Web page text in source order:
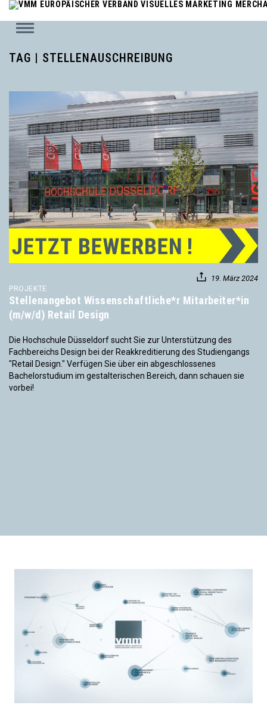
TAG | STELLENAUSCHREIBUNG
19. März 2024
PROJEKTE
Stellenangebot Wissenschaftliche*r Mitarbeiter*in
(m/w/d) Retail Design
Die Hochschule Düsseldorf sucht Sie zur Unterstützung des
Fachbereichs Design bei der Reakkreditierung des Studiengangs
"Retail Design." Verfügen Sie über ein abgeschlossenes
Bachelorstudium im gestalterischen Bereich, dann schauen sie
vorbei!